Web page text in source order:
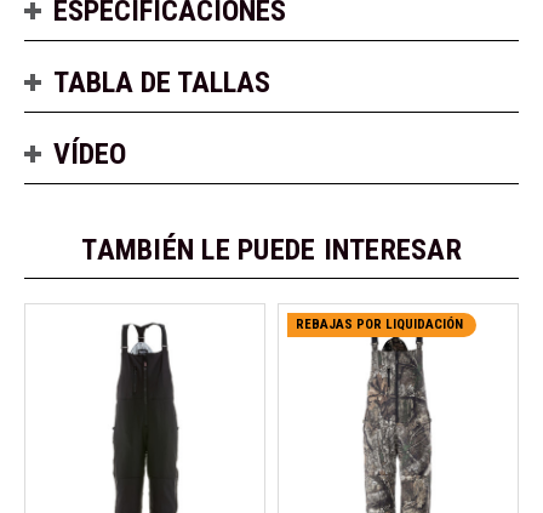
ESPECIFICACIONES
TABLA DE TALLAS
VÍDEO
TAMBIÉN LE PUEDE INTERESAR
REBAJAS POR LIQUIDACIÓN